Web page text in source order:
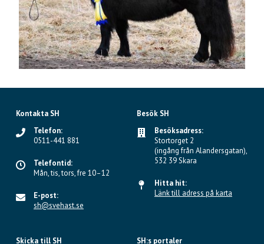
Kontakta SH
Telefon:
0511-441 881
Telefontid:
Mån, tis, tors, fre 10–12
E-post:
sh@svehast.se
Besök SH
Besöksadress:
Stortorget 2
(ingång från Alandersgatan),
532 39 Skara
Hitta hit:
Länk till adress på karta
Skicka till SH SH:s portaler